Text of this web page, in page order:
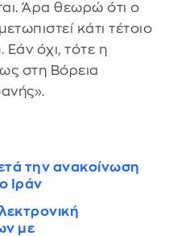
Άρα θεωρώ ότι ο
κάτι τέτοιο
όχι, τότε η
στη Βόρεια
την ανακοίνωση
Ιράν
με